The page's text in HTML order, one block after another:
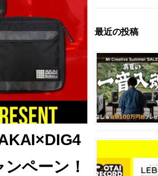
ペーン！
最近の投稿